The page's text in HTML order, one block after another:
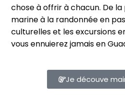
chose à offrir à chacun. De
marine à la randonnée en
culturelles et les excursions
vous ennuierez jamais en
Je découve